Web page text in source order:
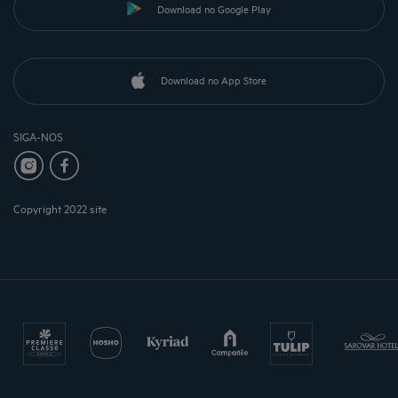
Download no Google Play
Download no App Store
SIGA-NOS
Copyright 2022 site